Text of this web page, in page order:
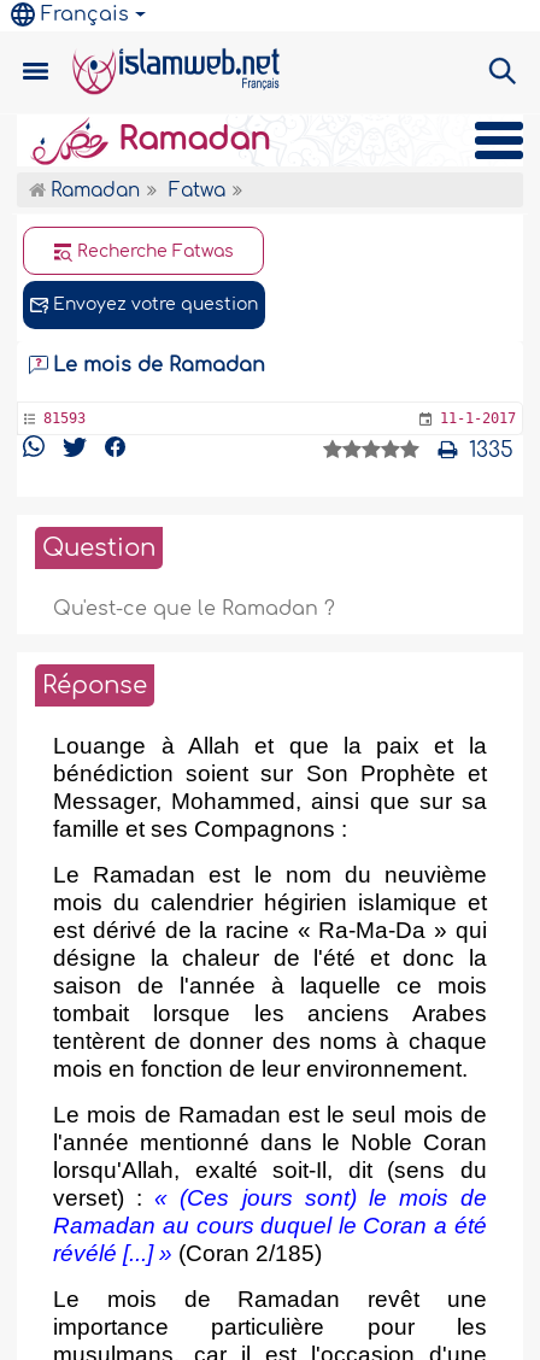
Français
Ramadan
Ramadan Fatwa
Recherche Fatwas
Envoyez votre question
Le mois de Ramadan
81593 11-1-2017
1335
Question
Qu'est-ce que le Ramadan ?
Réponse
Louange à Allah et que la paix et la
bénédiction soient sur Son Prophète et
Messager, Mohammed, ainsi que sur sa
famille et ses Compagnons :
Le Ramadan est le nom du neuvième
mois du calendrier hégirien islamique et
est dérivé de la racine « Ra-Ma-Da » qui
désigne la chaleur de l'été et donc la
saison de l'année à laquelle ce mois
tombait lorsque les anciens Arabes
tentèrent de donner des noms à chaque
mois en fonction de leur environnement.
Le mois de Ramadan est le seul mois de
l'année mentionné dans le Noble Coran
lorsqu'Allah, exalté soit-Il, dit (sens du
verset) :«(Ces jours sont) le mois de
Ramadan au cours duquel le Coran a été
révélé [...]» (Coran 2/185)
Le mois de Ramadan revêt une
importance particulière pour les
musulmans, car il est l'occasion d'une